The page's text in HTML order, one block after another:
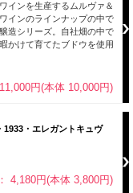
インを生産するムルヴァ＆
インのラインナップの中で
造シリーズ。自社畑の中で
かけて育てたブドウを使用
円(本体 10,000円)
1933・エレガントキュヴ
4,180円(本体 3,800円)